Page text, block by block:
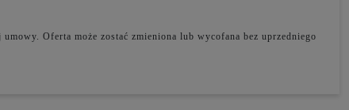
Oferta może zostać zmieniona lub wycofana bez uprzedniego